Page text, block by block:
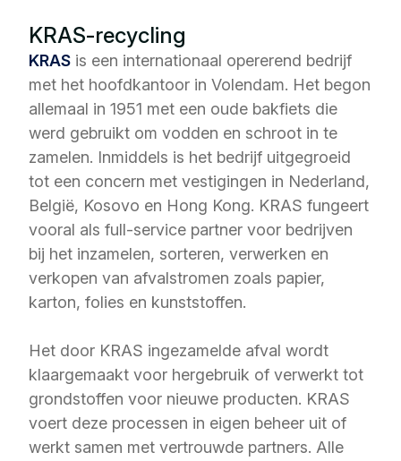
KRAS-recycling
KRAS is een internationaal opererend bedrijf
met het hoofdkantoor in Volendam. Het begon
allemaal in 1951 met een oude bakfiets die
werd gebruikt om vodden en schroot in te
zamelen. Inmiddels is het bedrijf uitgegroeid
tot een concern met vestigingen in Nederland,
België, Kosovo en Hong Kong. KRAS fungeert
vooral als full-service partner voor bedrijven
bij het inzamelen, sorteren, verwerken en
verkopen van afvalstromen zoals papier,
karton, folies en kunststoffen.
Het door KRAS ingezamelde afval wordt
klaargemaakt voor hergebruik of verwerkt tot
grondstoffen voor nieuwe producten. KRAS
voert deze processen in eigen beheer uit of
werkt samen met vertrouwde partners. Alle